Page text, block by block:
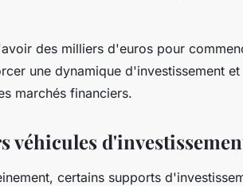
des milliers d'euros pour
une dynamique d'investissement
marchés financiers.
véhicules
certains supports